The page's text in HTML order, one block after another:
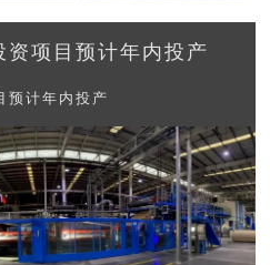
项目预计年内投产
预计年内投产